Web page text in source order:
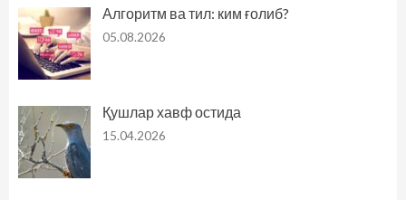
Алгоритм ва тил: ким ғолиб?
05.08.2026
Қушлар хавф остида
15.04.2026